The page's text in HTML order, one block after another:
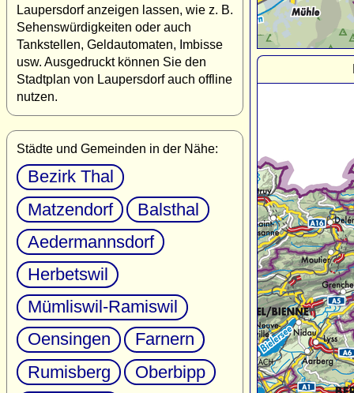
Laupersdorf anzeigen lassen, wie z. B.
Sehenswürdigkeiten oder auch
Tankstellen, Geldautomaten, Imbisse
usw. Ausgedruckt können Sie den
Stadtplan von Laupersdorf auch offline
nutzen.
Städte und Gemeinden in der Nähe:
Bezirk Thal
Matzendorf
Balsthal
Aedermannsdorf
Herbetswil
Mümliswil-Ramiswil
Oensingen
Farnern
Rumisberg
Oberbipp